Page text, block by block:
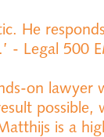
He
- Legal 500
on lawyer
possible,
is a